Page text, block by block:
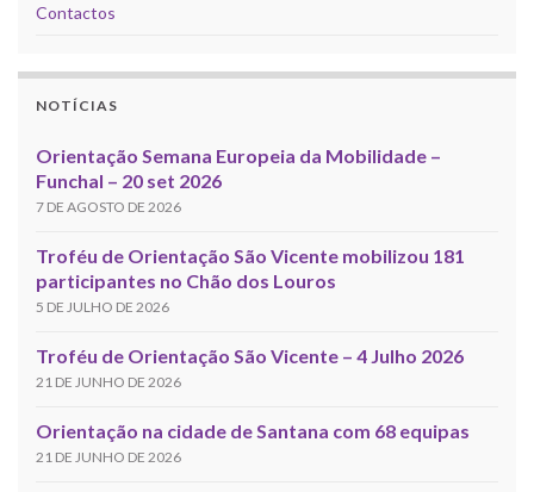
Contactos
NOTÍCIAS
Orientação Semana Europeia da Mobilidade –
Funchal – 20 set 2026
7 DE AGOSTO DE 2026
Troféu de Orientação São Vicente mobilizou 181
participantes no Chão dos Louros
5 DE JULHO DE 2026
Troféu de Orientação São Vicente – 4 Julho 2026
21 DE JUNHO DE 2026
Orientação na cidade de Santana com 68 equipas
21 DE JUNHO DE 2026